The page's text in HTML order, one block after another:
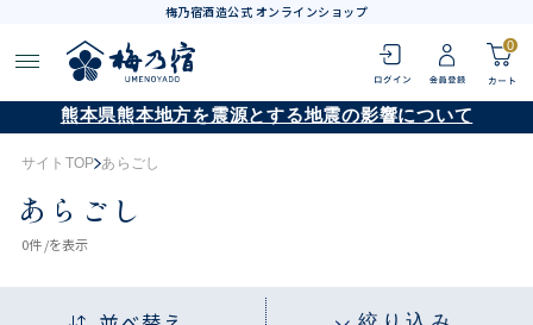
梅乃宿酒造公式 オンラインショップ
0
熊本県熊本地方を震源とする地震の影響について
サイトTOP あらごし
あらごし
0件 /を表示